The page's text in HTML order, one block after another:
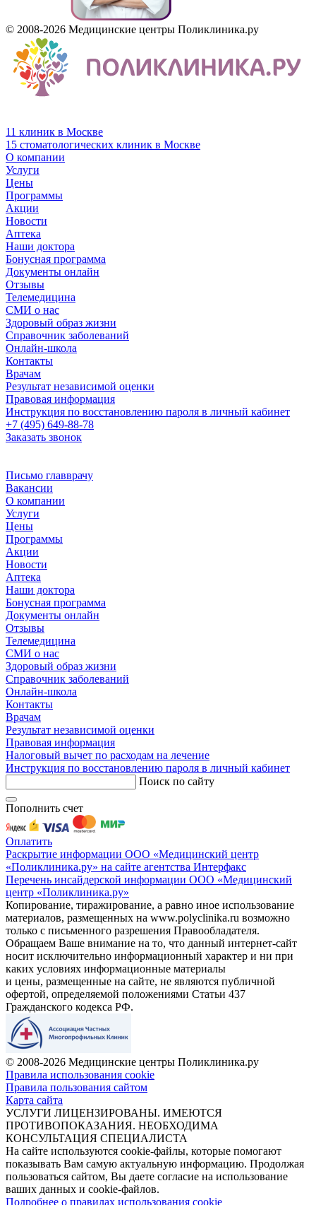
© 2008-2026 Медицинские центры Поликлиника.ру
11 клиник в Москве
15 стоматологических клиник в Москве
О компании
Услуги
Цены
Программы
Акции
Новости
Аптека
Наши доктора
Бонусная программа
Документы онлайн
Отзывы
Телемедицина
СМИ о нас
Здоровый образ жизни
Справочник заболеваний
Онлайн-школа
Контакты
Врачам
Результат независимой оценки
Правовая информация
Инструкция по восстановлению пароля в личный кабинет
+7 (495) 649-88-78
Заказать звонок
Письмо главврачу
Вакансии
О компании
Услуги
Цены
Программы
Акции
Новости
Аптека
Наши доктора
Бонусная программа
Документы онлайн
Отзывы
Телемедицина
СМИ о нас
Здоровый образ жизни
Справочник заболеваний
Онлайн-школа
Контакты
Врачам
Результат независимой оценки
Правовая информация
Налоговый вычет по расходам на лечение
Инструкция по восстановлению пароля в личный кабинет
Поиск по сайту
Пополнить счет
Оплатить
Раскрытие информации ООО «Медицинский центр
«Поликлиника.ру» на сайте агентства Интерфакс
Перечень инсайдерской информации ООО «Медицинский
центр «Поликлиника.ру»
Копирование, тиражирование, а равно иное использование
материалов, размещенных на www.polyclinika.ru возможно
только с письменного разрешения Правообладателя.
Обращаем Ваше внимание на то, что данный интернет-сайт
носит исключительно информационный характер и ни при
каких условиях информационные материалы
и цены, размещенные на сайте, не являются публичной
офертой, определяемой положениями Статьи 437
Гражданского кодекса РФ.
© 2008-2026 Медицинские центры Поликлиника.ру
Правила использования cookie
Правила пользования сайтом
Карта сайта
УСЛУГИ ЛИЦЕНЗИРОВАНЫ. ИМЕЮТСЯ
ПРОТИВОПОКАЗАНИЯ. НЕОБХОДИМА
КОНСУЛЬТАЦИЯ СПЕЦИАЛИСТА
На сайте используются cookie-файлы, которые помогают
показывать Вам самую актуальную информацию. Продолжая
пользоваться сайтом, Вы даете согласие на использование
ваших данных и cookie-файлов.
Подробнее о правилах использования cookie